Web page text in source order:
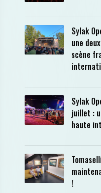
Sylak
une
scène
Sylak
juillet :
haute
!